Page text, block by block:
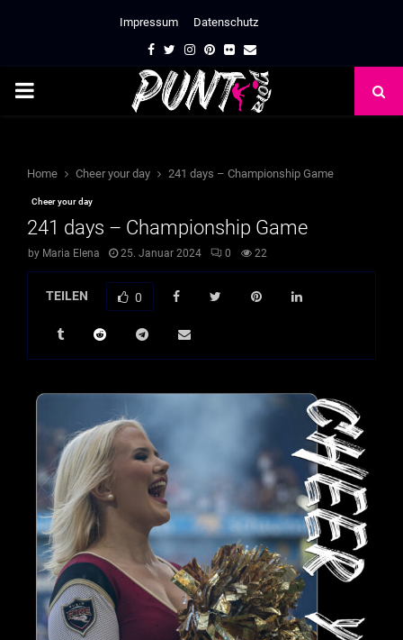
Impressum Datenschutz
Facebook
TwitterInstagram
Pinterest
FlickrEmail
PRIMARY
Home Cheer your day 241 days – Championship Game
Cheer your day
241 days – Championship Game
by Maria Elena 25. Januar 2024 0 22
TEILEN 0